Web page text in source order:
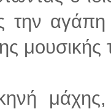
την
μουσικής